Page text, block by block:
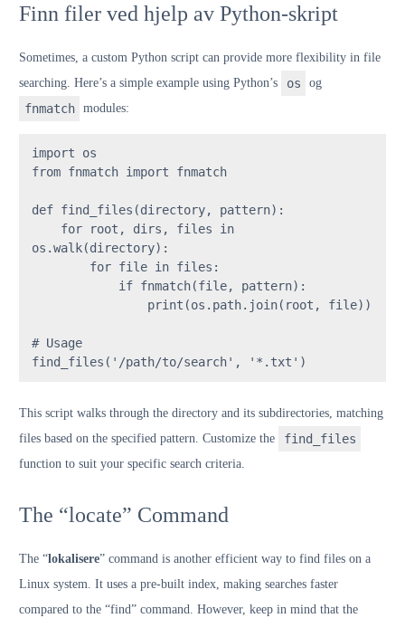
Finn filer ved hjelp av Python-skript
Sometimes, a custom Python script can provide more flexibility in file
searching. Here’s a simple example using Python’s
os og
fnmatch modules:
import
from fnmatch import fnmatch
def find_files (directory, pattern):
for root, dirs, files in
os.walk(directory):
for file in files:
if fnmatch(file, pattern):
print (os.path.join(root, file))
# Usage
find_files( '/path/to/search' , '*.txt' )
This script walks through the directory and its subdirectories, matching
files based on the specified pattern. Customize the
find_files
function to suit your specific search criteria.
The “locate” Command
The “lokalisere” command is another efficient way to find files on a
Linux system. It uses a pre-built index, making searches faster
compared to the “find” command. However, keep in mind that the